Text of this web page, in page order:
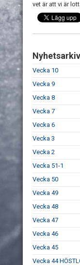
vet är att vi är
Nyhetsarkiv
Vecka 10
Vecka 9
Vecka 8
Vecka 7
Vecka 6
Vecka 3
Vecka 2
Vecka 51-1
Vecka 50
Vecka 49
Vecka 48
Vecka 47
Vecka 46
Vecka 45
Vecka 44